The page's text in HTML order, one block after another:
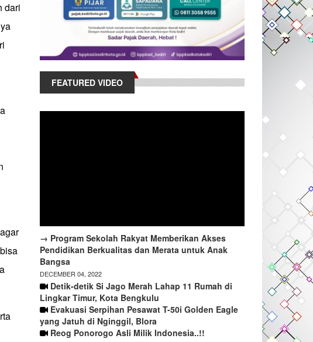
dari
FEATURED VIDEO
→ Program Sekolah Rakyat Memberikan Akses
Pendidikan Berkualitas dan Merata untuk Anak
Bangsa
DECEMBER 04, 2022
Detik-detik Si Jago Merah Lahap 11 Rumah di
Lingkar Timur, Kota Bengkulu
Evakuasi Serpihan Pesawat T-50i Golden Eagle
yang Jatuh di Nginggil, Blora
Reog Ponorogo Asli Milik Indonesia..!!